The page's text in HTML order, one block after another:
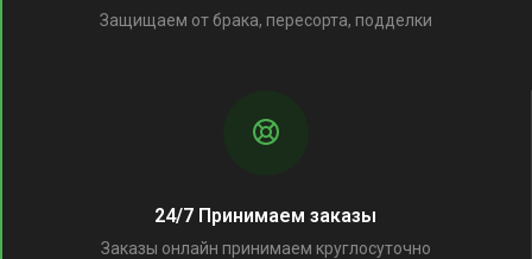
Защищаем от брака, пересорта, подделки
24/7 Принимаем заказы
Заказы онлайн принимаем круглосуточно